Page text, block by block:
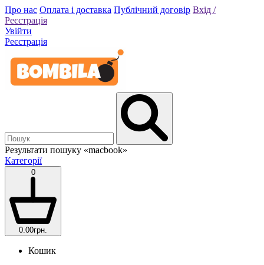
Про нас Оплата і доставка Публічний договір Вхід /
Реєстрація
Увійти
Реєстрація
Результати пошуку «macbook»
Категорії
0
0.00грн.
Кошик